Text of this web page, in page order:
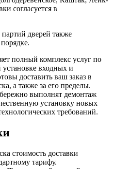
согласуется в
дверей также
полный комплекс услуг по
установке входных и
доставить ваш заказ в
а также за его пределы.
выполнят демонтаж
установку новых
требований.
стоимость доставки
тарифу.